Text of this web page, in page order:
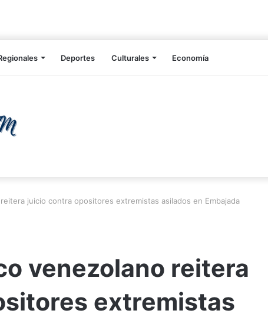
Deportes Culturales Economía
juicio contra opositores extremistas asilados en Embajada
venezolano reitera
extremistas